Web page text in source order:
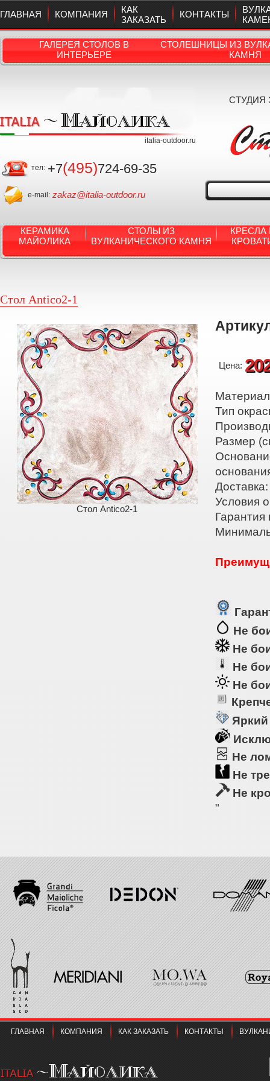
ГЛАВНАЯ КОМПАНИЯ
КАК
ЗАКАЗАТЬ
КОНТАКТЫ
ГАЛЕРЕЯ СТОЛОВ В
ИНТЕРЬЕРЕ
СТОЛЕШНИЦЫ ИЗ
КАМНЯ
italia-outdoor.ru
тел: +7(495)724-69-35
e-mail: zakaz@italia-outdoor.ru
СТУДИЯ
КЕРАМИКА
МАЙОЛИКА
СТОЛЫ ИЗ
ВУЛКАНИЧЕСКОГО КАМНЯ
КРЕСЛА
Стол Antico2-1
Стол Antico2-1
Цена:
Тип
Размер
Условия
Гарантия
Не
Не
Не
Не
Не
Не
Не
"
ГЛАВНАЯ КОМПАНИЯ КАК ЗАКАЗАТЬ КОНТАКТЫ